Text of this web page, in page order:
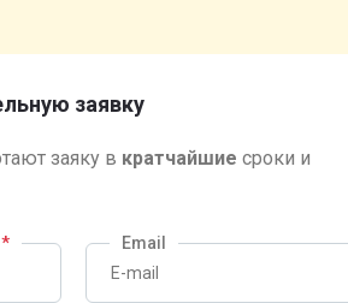
заявку
заяку в кратчайшие сроки и
* Email